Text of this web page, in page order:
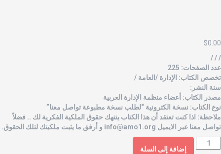
$
/ /
الصفحات: 225
الكتاب: الإدارة /العامة /
النشر:
الكتاب: أعضاء منظمة الإدارة العربية
الكتاب: نسخة الكترونية “لطلب نسخة مطبوعة تواصل معنا”
اذا كنت تعتقد أن هذا الكتاب ينتهك حقوق الملكية الفكرية لك .. فضلاً
معنا عبر الايميل info@amo1.orgو أرفق ما يثبت ملكيتك لتلك الحقوق.
إضافة إلى السلة